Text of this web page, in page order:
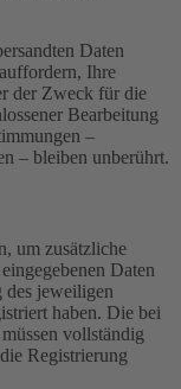
Daten
Ihre
der Zweck für die
Bearbeitung
–
– bleiben unberührt.
um zusätzliche
Daten
jeweiligen
haben. Die bei
vollständig
Registrierung